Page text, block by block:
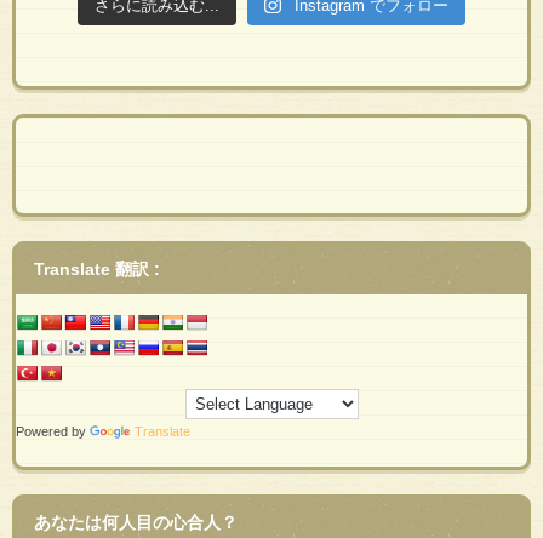
さらに読み込む... Instagram でフォロー
Translate 翻訳 :
Powered by Translate
あなたは何人目の心合人？